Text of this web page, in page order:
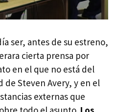
ser, antes de su estreno,
cierta prensa por
en el que no está del
de Steven Avery, y en el
externas que